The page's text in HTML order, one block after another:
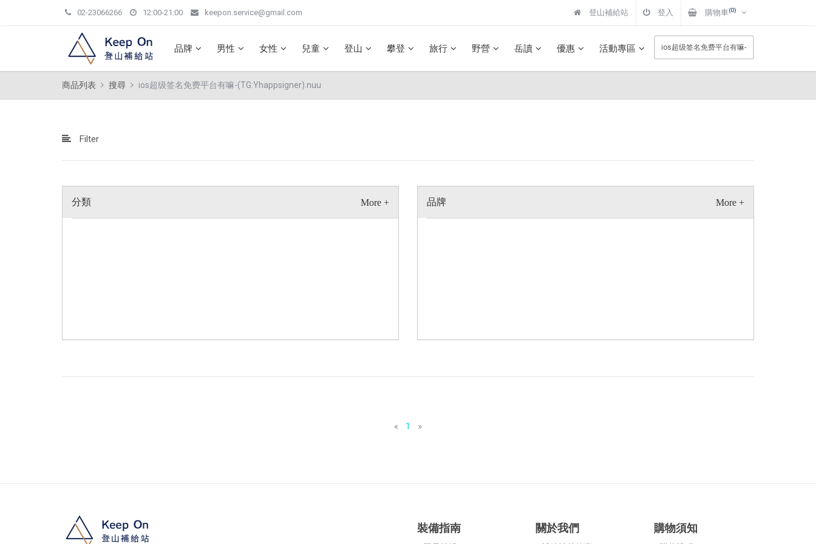
02-23066266 12:00-21:00 keepon.service@gmail.com 登山補給站 登入 購物車(0)
品牌 男性 女性 兒童 登山 攀登 旅行 野營 岳讀 優惠 活動專區
商品列表 搜尋 ios超级签名免费平台有嘛-(TG:Yhappsigner).nuu
Filter
分類 品牌
« 1 »
裝備指南 關於我們 購物須知